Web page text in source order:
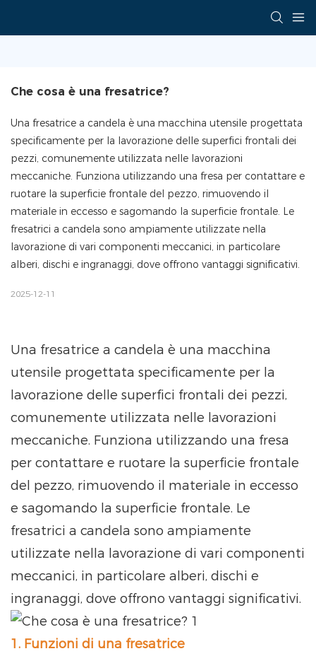
Che cosa è una fresatrice?
Una fresatrice a candela è una macchina utensile progettata
specificamente per la lavorazione delle superfici frontali dei
pezzi, comunemente utilizzata nelle lavorazioni
meccaniche. Funziona utilizzando una fresa per contattare e
ruotare la superficie frontale del pezzo, rimuovendo il
materiale in eccesso e sagomando la superficie frontale. Le
fresatrici a candela sono ampiamente utilizzate nella
lavorazione di vari componenti meccanici, in particolare
alberi, dischi e ingranaggi, dove offrono vantaggi significativi.
2025-12-11
Una fresatrice a candela è una macchina
utensile progettata specificamente per la
lavorazione delle superfici frontali dei pezzi,
comunemente utilizzata nelle lavorazioni
meccaniche. Funziona utilizzando una fresa
per contattare e ruotare la superficie frontale
del pezzo, rimuovendo il materiale in eccesso
e sagomando la superficie frontale. Le
fresatrici a candela sono ampiamente
utilizzate nella lavorazione di vari componenti
meccanici, in particolare alberi, dischi e
ingranaggi, dove offrono vantaggi significativi.
1. Funzioni di una fresatrice